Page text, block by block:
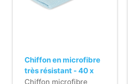
Chiffon en microfibre
très résistant - 40 x
40 cm - BLEU
Chiffon microfibre